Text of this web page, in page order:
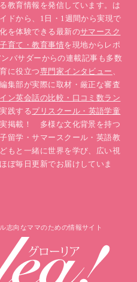
教育情報を発信しています。は
ドから、1日・1週間から実現で
を体験できる最新のサマースク
育て・教育事情を現地からレポ
バサダーからの連載記事も多数
に役立つ専門家インタビュー 、
集部が実際に取材・厳正な審査
ン英会話の比較・口コミ数ラン
践するプリスクール・英語学童
掲載！ 多様な文化背景を持つ
留学・サマースクール・英語教
もと一緒に世界を学び、広い視
ぼ毎日更新でお届けしていま
志向なママのための情報サイト